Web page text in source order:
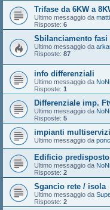
Trifase da 6KW a
Ultimo messaggio da
Risposte: 6
Sbilanciamento fasi
Ultimo messaggio da
Risposte: 87
info differenziali
Ultimo messaggio da
Risposte: 1
Differenziale imp.
Ultimo messaggio da
Risposte: 5
impianti multiservizi
Ultimo messaggio da
Edificio
Ultimo messaggio da
Risposte: 2
Sgancio rete / isola
Ultimo messaggio da
Risposte: 2